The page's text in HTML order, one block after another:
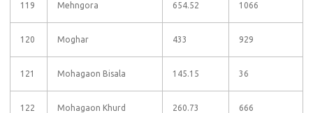
119 Mehngora 654.52 1066
120 Moghar 433 929
121 Mohagaon Bisala 145.15 36
122 Mohagaon Khurd 260.73 666